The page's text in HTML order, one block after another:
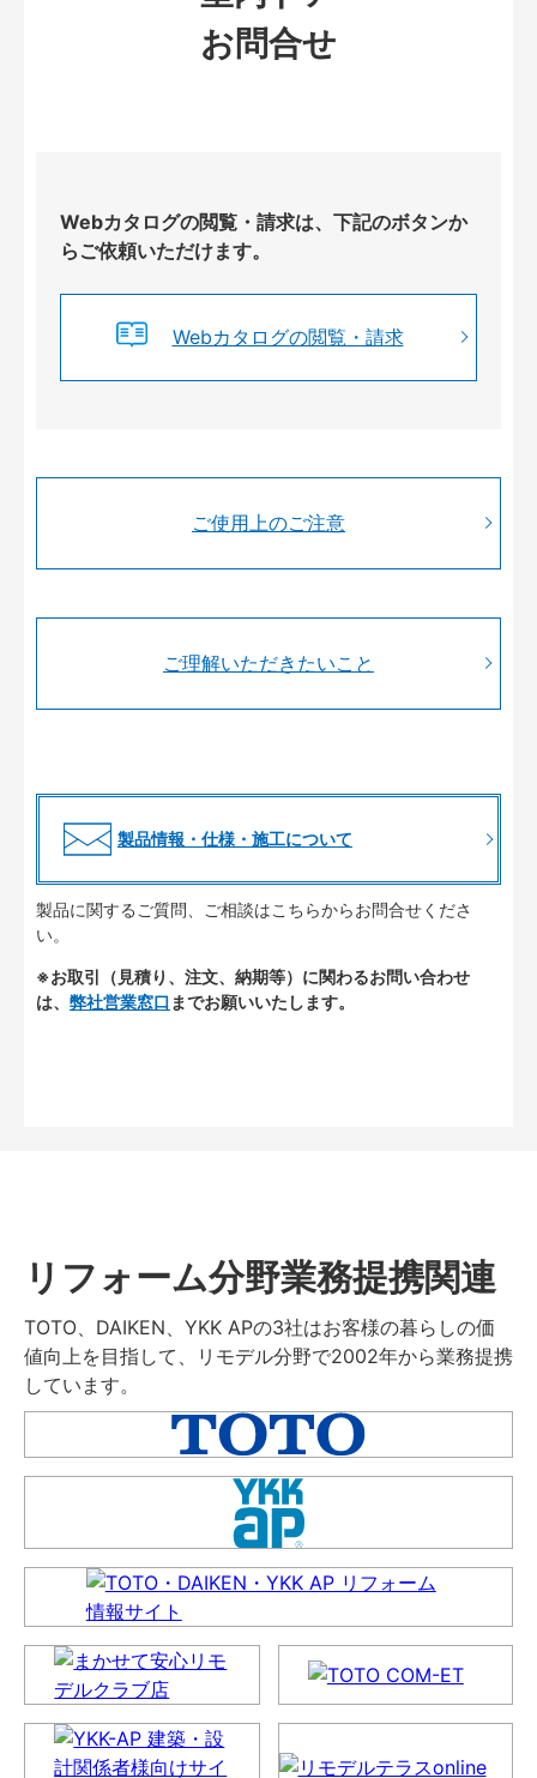
お問合せ
Webカタログの閲覧・請求は、下記のボタンか
らご依頼いただけます。
Webカタログの閲覧・請求
ご使用上のご注意
ご理解いただきたいこと
製品情報・仕様・施工について
製品に関するご質問、ご相談はこちらからお問合せくださ
い。
※お取引（見積り、注文、納期等）に関わるお問い合わせ
は、 弊社営業窓口 までお願いいたします。
リフォーム分野業務提携関連
TOTO、DAIKEN、YKK APの3社はお客様の暮らしの価
値向上を目指して、リモデル分野で2002年から業務提携
しています。